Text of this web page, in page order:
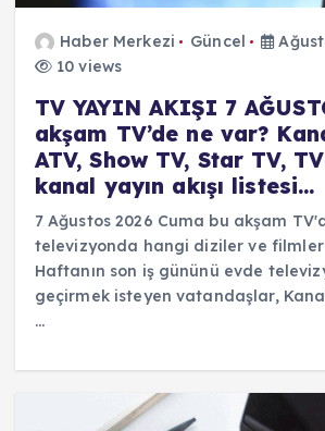
Haber Merkezi Güncel
10 views
TV YAYIN AKIŞI 7
akşam TV’de ne var?
ATV, Show TV, Star TV,
kanal yayın akışı listesi…
7 Ağustos 2026 Cuma bu akşam
televizyonda hangi diziler ve filmler
Haftanın son iş gününü evde
geçirmek isteyen vatandaşlar, Kanal
…